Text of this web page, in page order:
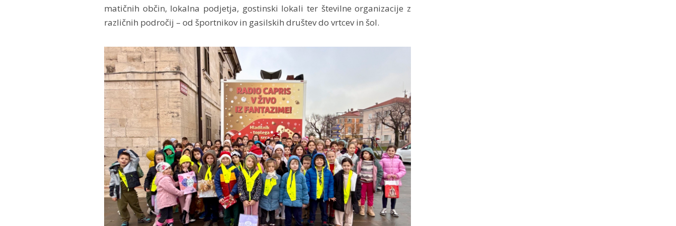
matičnih občin, lokalna podjetja, gostinski lokali ter številne organizacije z
različnih področij – od športnikov in gasilskih društev do vrtcev in šol.